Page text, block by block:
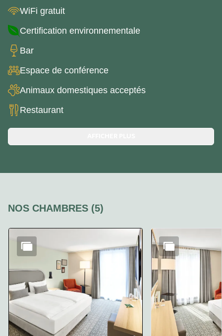
WiFi gratuit
Certification environnementale
Bar
Espace de conférence
Animaux domestiques acceptés
Restaurant
NOS CHAMBRES (5)
Diapositive 1 de 5